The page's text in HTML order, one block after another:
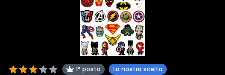
1° posto La nostra scelta